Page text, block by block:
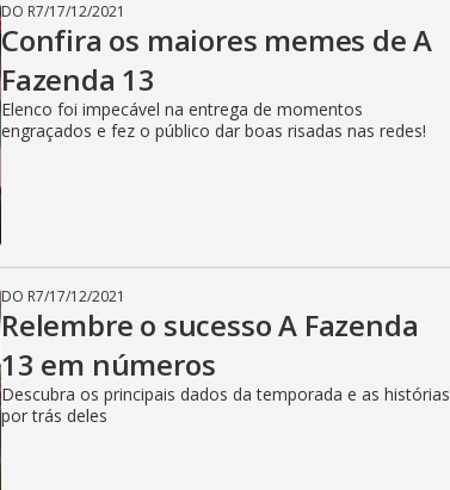
DO R7/17/12/2021
Confira os maiores memes de A
Fazenda 13
Elenco foi impecável na entrega de momentos
engraçados e fez o público dar boas risadas nas redes!
DO R7/17/12/2021
Relembre o sucesso A Fazenda
13 em números
Descubra os principais dados da temporada e as histórias
por trás deles